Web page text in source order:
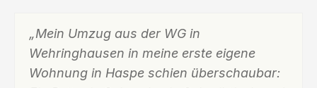
„Mein Umzug aus der WG in
Wehringhausen in meine erste eigene
Wohnung in Haspe schien überschaubar: